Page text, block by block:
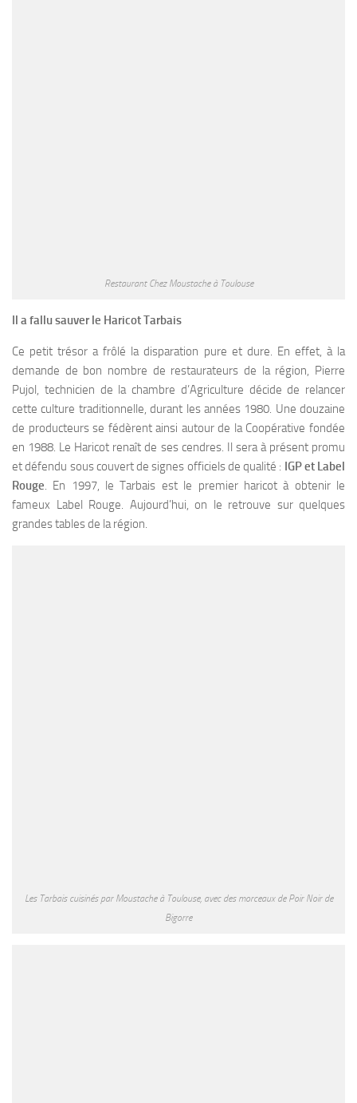
Restaurant Chez Moustache à Toulouse
Il a fallu sauver le Haricot Tarbais
Ce petit trésor a frôlé la disparation pure et dure. En effet, à la
demande de bon nombre de restaurateurs de la région, Pierre
Pujol, technicien de la chambre d’Agriculture décide de relancer
cette culture traditionnelle, durant les années 1980. Une douzaine
de producteurs se fédèrent ainsi autour de la Coopérative fondée
en 1988. Le Haricot renaît de ses cendres. Il sera à présent promu
et défendu sous couvert de signes officiels de qualité : IGP et Label
Rouge. En 1997, le Tarbais est le premier haricot à obtenir le
fameux Label Rouge. Aujourd’hui, on le retrouve sur quelques
grandes tables de la région.
Les Tarbais cuisinés par Moustache à Toulouse, avec des morceaux de Poir Noir de
Bigorre